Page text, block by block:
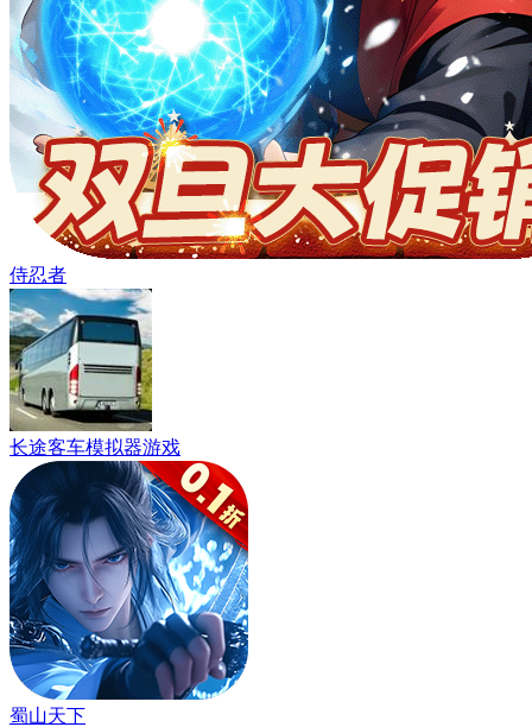
侍忍者
长途客车模拟器游戏
蜀山天下